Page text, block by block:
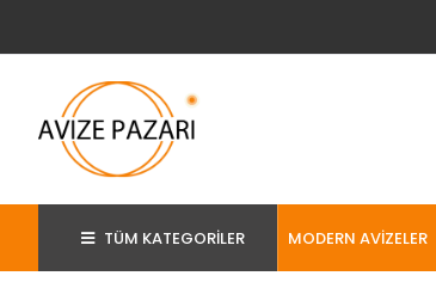
TÜM KATEGORİLER MODERN AVİZELER